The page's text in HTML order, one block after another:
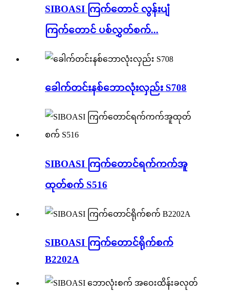
SIBOASI ကြက်တောင် လွန်းပျံ
ကြက်တောင် ပစ်လွှတ်စက်...
ခေါက်တင်းနစ်ဘောလုံးလှည်း S708
SIBOASI ကြက်တောင်ရက်ကက်အူ
ထုတ်စက် S516
SIBOASI ကြက်တောင်ရိုက်စက်
B2202A